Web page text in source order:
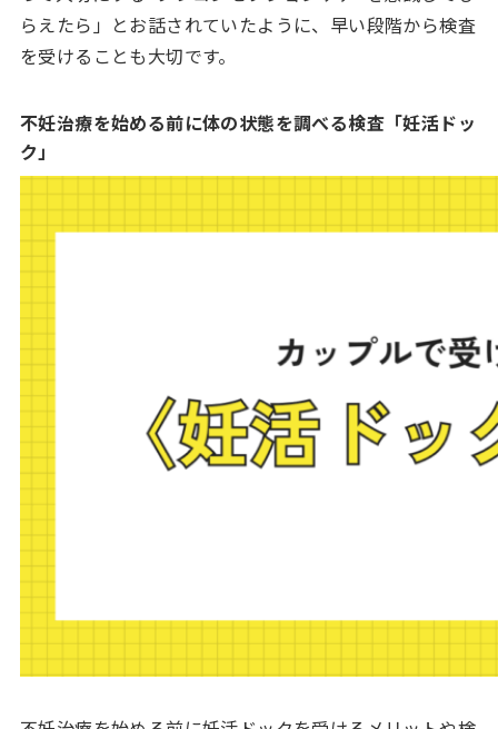
らえたら」とお話されていたように、早い段階から検査
を受けることも大切です。
不妊治療を始める前に体の状態を調べる検査「妊活ドッ
ク」